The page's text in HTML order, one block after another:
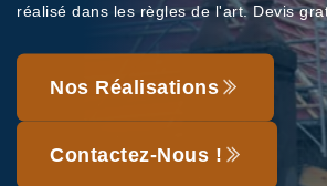
réalisé dans les règles de l'art. Devis
Nos Réalisations
Contactez-Nous !